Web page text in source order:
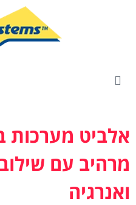
אלביט מערכות
מרהיב עם
ואנרגיה